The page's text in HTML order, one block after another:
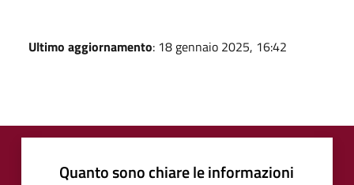
Ultimo aggiornamento: 18 gennaio 2025, 16:42
Quanto sono chiare le informazioni